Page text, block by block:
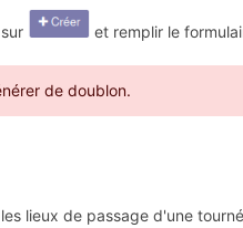
et remplir le
de doublon.
lieux de passage d'une